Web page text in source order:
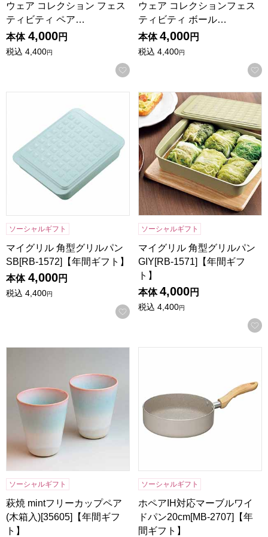
ウェア コレクション フェス
ティビティ ペア…
本体 4,000円
税込 4,400円
お気に入りに登録する
ウェア コレクションフェス
ティビティ ボール…
本体 4,000円
税込 4,400円
マイグリル 角型グリルパン SB[RB-1572]【年間ギフト】
ソーシャルギフト
マイグリル 角型グリルパン
SB[RB-1572]【年間ギフト】
本体 4,000円
税込 4,400円
お気に入りに登録する
マイグリル 角型グリルパン
ソーシャルギフト
マイグリル 角型グリルパン
GIY[RB-1571]【年間ギフ
ト】
本体 4,000円
税込 4,400円
ソーシャルギフト
萩焼 mintフリーカップペア
(木箱入)[35605]【年間ギフ
ト】
ソーシャルギフト
ホペアIH対応マーブルワイ
ドパン20cm[MB-2707]【年
間ギフト】